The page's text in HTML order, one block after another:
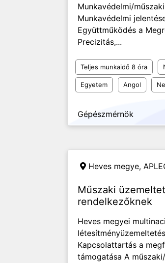
Munkavédelmi/
Munkavédelmi
Együttműködés a
Precizitás,...
Teljes munkaidő 8 óra
Egyetem Angol
Gépészmérnök
Heves megye,
Műszaki
rendelkezőknek
Heves megyei
Kapcsolattartás a
támogatása A